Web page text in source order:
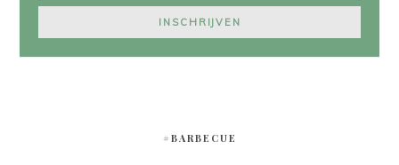
#BARBECUE